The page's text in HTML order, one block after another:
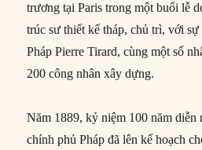
trương tại Paris trong một buổi lễ
trúc sư thiết kế tháp, chủ trì, với
Pháp Pierre Tirard, cùng một số
200 công nhân xây dựng.
Năm 1889, kỷ niệm 100 năm diễn
chính phủ Pháp đã lên kế hoạch